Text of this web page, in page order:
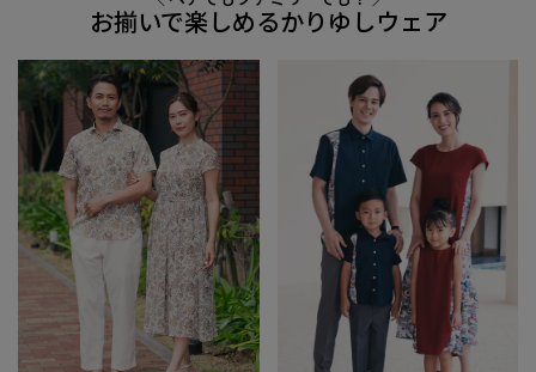
お揃いで楽しめるかりゆしウェア